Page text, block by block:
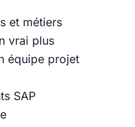
et métiers
vrai plus
équipe projet
SAP